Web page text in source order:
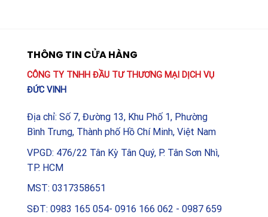
THÔNG TIN CỬA HÀNG
CÔNG TY TNHH ĐẦU TƯ THƯƠNG MẠI DỊCH VỤ
ĐỨC VINH
Địa chỉ: Số 7, Đường 13, Khu Phố 1, Phường
Bình Trưng, Thành phố Hồ Chí Minh, Việt Nam
VPGD: 476/22 Tân Kỳ Tân Quý, P. Tân Sơn Nhì,
TP. HCM
MST: 0317358651
SĐT: 0983 165 054- 0916 166 062 - 0987 659